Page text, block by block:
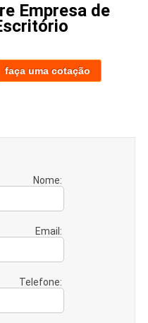
Empresa de
faça uma cotação
Nome:
Email:
Telefone: